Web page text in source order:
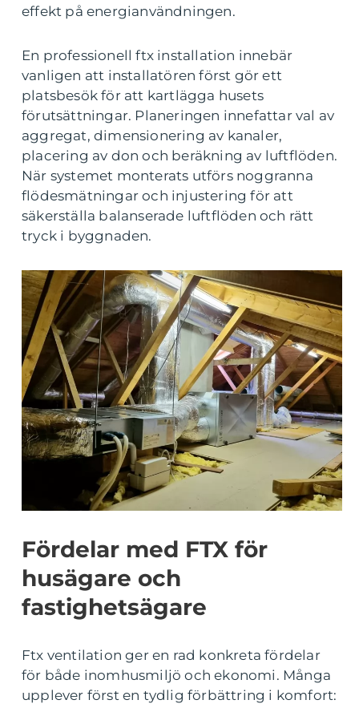
effekt på energianvändningen.
En professionell ftx installation innebär
vanligen att installatören först gör ett
platsbesök för att kartlägga husets
förutsättningar. Planeringen innefattar val av
aggregat, dimensionering av kanaler,
placering av don och beräkning av luftflöden.
När systemet monterats utförs noggranna
flödesmätningar och injustering för att
säkerställa balanserade luftflöden och rätt
tryck i byggnaden.
Fördelar med FTX för
husägare och
fastighetsägare
Ftx ventilation ger en rad konkreta fördelar
för både inomhusmiljö och ekonomi. Många
upplever först en tydlig förbättring i komfort: